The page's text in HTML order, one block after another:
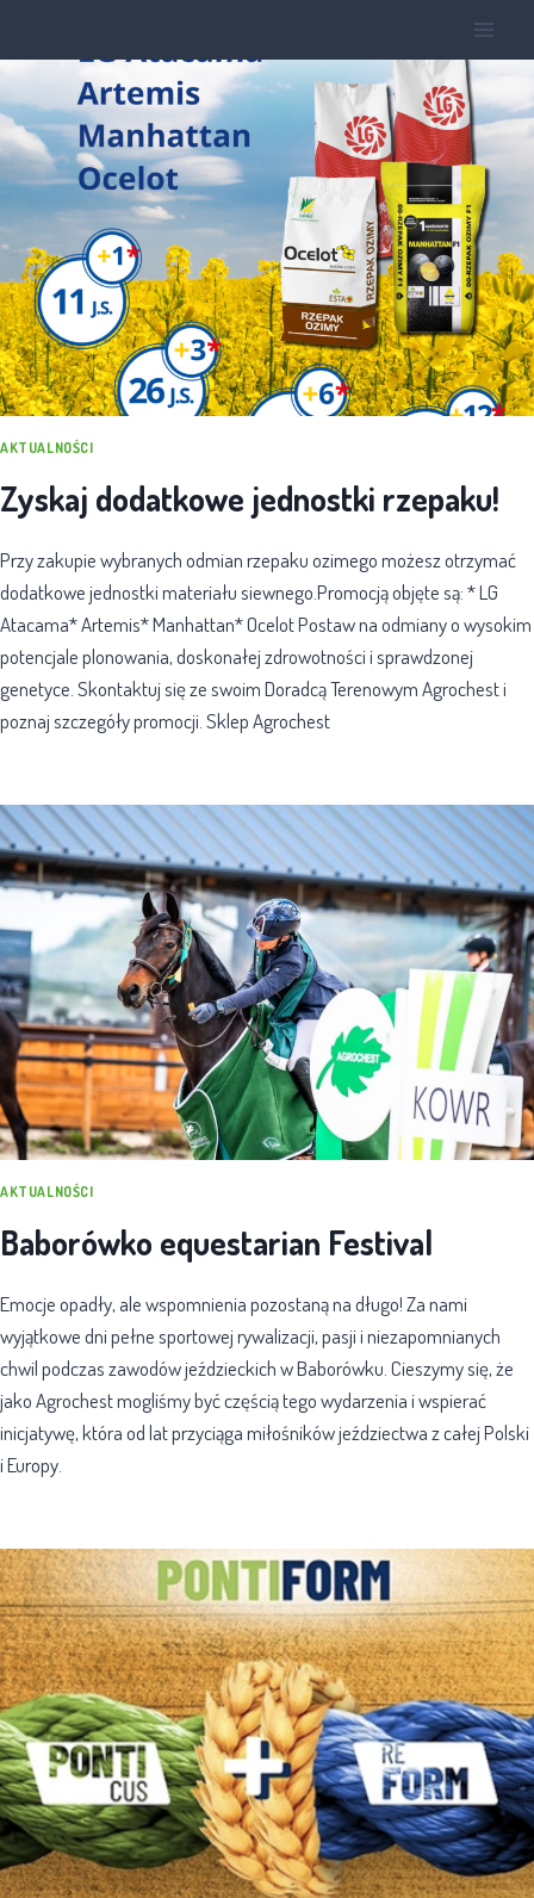
AKTUALNOŚCI
Zyskaj dodatkowe jednostki rzepaku!
Przy zakupie wybranych odmian rzepaku ozimego możesz otrzymać
dodatkowe jednostki materiału siewnego.Promocją objęte są: * LG
Atacama* Artemis* Manhattan* Ocelot Postaw na odmiany o wysokim
potencjale plonowania, doskonałej zdrowotności i sprawdzonej
genetyce. Skontaktuj się ze swoim Doradcą Terenowym Agrochest i
poznaj szczegóły promocji. Sklep Agrochest
AKTUALNOŚCI
Baborówko equestarian Festival
Emocje opadły, ale wspomnienia pozostaną na długo! Za nami
wyjątkowe dni pełne sportowej rywalizacji, pasji i niezapomnianych
chwil podczas zawodów jeździeckich w Baborówku. Cieszymy się, że
jako Agrochest mogliśmy być częścią tego wydarzenia i wspierać
inicjatywę, która od lat przyciąga miłośników jeździectwa z całej Polski
i Europy.